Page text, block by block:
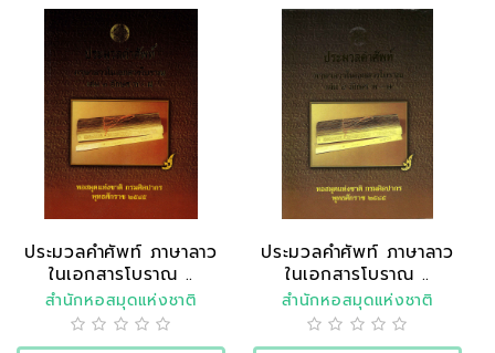
ประมวลคำศัพท์ ภาษาลาว
ในเอกสารโบราณ ..
สำนักหอสมุดแห่งชาติ
ประมวลคำศัพท์ ภาษาลาว
ในเอกสารโบราณ ..
สำนักหอสมุดแห่งชาติ